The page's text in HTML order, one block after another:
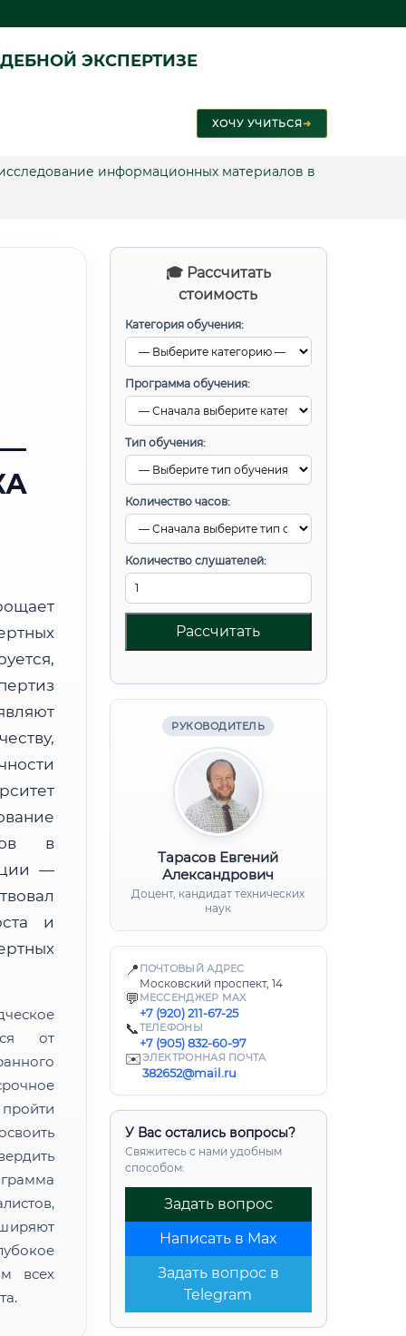
ЭКСПЕРТИЗЕ
ХОЧУ УЧИТЬСЯ➜
исследование информационных материалов в
🎓 Рассчитать
стоимость
Категория обучения:
Программа обучения:
Тип обучения:
Количество часов:
Количество слушателей:
Рассчитать
РУКОВОДИТЕЛЬ
Тарасов Евгений
Александрович
Доцент, кандидат технических
наук
📍 ПОЧТОВЫЙ АДРЕС
Московский проспект, 14
💬 МЕССЕНДЖЕР MAX
+7 (920) 211-67-25
📞ТЕЛЕФОНЫ
+7 (905) 832-60-97
✉️ЭЛЕКТРОННАЯ ПОЧТА
382652@mail.ru
У Вас остались вопросы?
Свяжитесь с нами удобным
способом:
Задать вопрос
Написать в Max
Задать вопрос в
Telegram
в
—
и
от
всех